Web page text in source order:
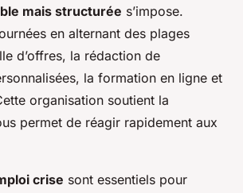
mais structurée s’impose.
en alternant des plages
d’offres, la rédaction de
la formation en ligne et
organisation soutient la
permet de réagir rapidement aux
crise sont essentiels pour